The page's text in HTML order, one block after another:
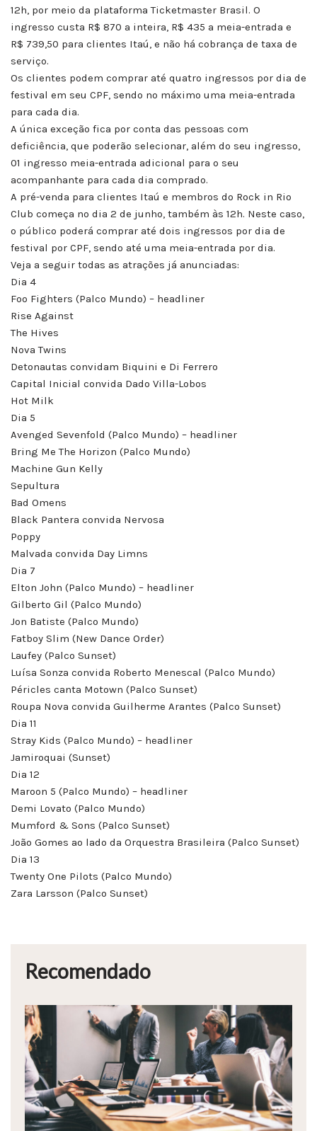
12h, por meio da plataforma Ticketmaster Brasil. O
ingresso custa R$ 870 a inteira, R$ 435 a meia-entrada e
R$ 739,50 para clientes Itaú, e não há cobrança de taxa de
serviço.
Os clientes podem comprar até quatro ingressos por dia de
festival em seu CPF, sendo no máximo uma meia-entrada
para cada dia.
A única exceção fica por conta das pessoas com
deficiência, que poderão selecionar, além do seu ingresso,
01 ingresso meia-entrada adicional para o seu
acompanhante para cada dia comprado.
A pré-venda para clientes Itaú e membros do Rock in Rio
Club começa no dia 2 de junho, também às 12h. Neste caso,
o público poderá comprar até dois ingressos por dia de
festival por CPF, sendo até uma meia-entrada por dia.
Veja a seguir todas as atrações já anunciadas:
Dia 4
Foo Fighters (Palco Mundo) – headliner
Rise Against
The Hives
Nova Twins
Detonautas convidam Biquini e Di Ferrero
Capital Inicial convida Dado Villa-Lobos
Hot Milk
Dia 5
Avenged Sevenfold (Palco Mundo) – headliner
Bring Me The Horizon (Palco Mundo)
Machine Gun Kelly
Sepultura
Bad Omens
Black Pantera convida Nervosa
Poppy
Malvada convida Day Limns
Dia 7
Elton John (Palco Mundo) – headliner
Gilberto Gil (Palco Mundo)
Jon Batiste (Palco Mundo)
Fatboy Slim (New Dance Order)
Laufey (Palco Sunset)
Luísa Sonza convida Roberto Menescal (Palco Mundo)
Péricles canta Motown (Palco Sunset)
Roupa Nova convida Guilherme Arantes (Palco Sunset)
Dia 11
Stray Kids (Palco Mundo) – headliner
Jamiroquai (Sunset)
Dia 12
Maroon 5 (Palco Mundo) – headliner
Demi Lovato (Palco Mundo)
Mumford & Sons (Palco Sunset)
João Gomes ao lado da Orquestra Brasileira (Palco Sunset)
Dia 13
Twenty One Pilots (Palco Mundo)
Zara Larsson (Palco Sunset)
Recomendado